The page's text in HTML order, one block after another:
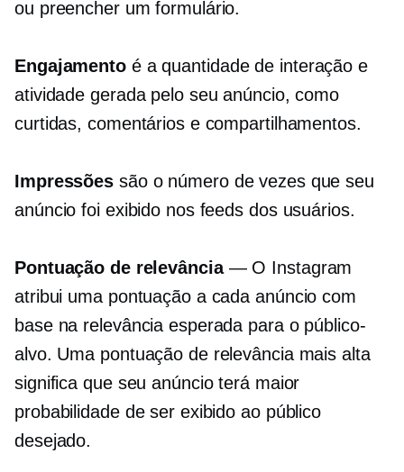
ou preencher um formulário.
Engajamentoé a quantidade de interação e
atividade gerada pelo seu anúncio, como
curtidas, comentários e compartilhamentos.
Impressões são o número de vezes que seu
anúncio foi exibido nos feeds dos usuários.
Pontuação de relevância— O Instagram
atribui uma pontuação a cada anúncio com
base na relevância esperada para o público-
alvo. Uma pontuação de relevância mais alta
significa que seu anúncio terá maior
probabilidade de ser exibido ao público
desejado.